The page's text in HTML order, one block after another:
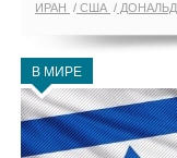
ИРАН США
В МИРЕ